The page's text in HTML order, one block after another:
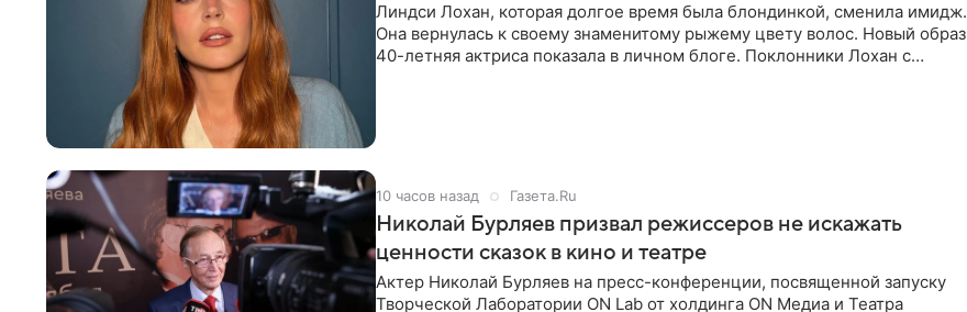
Линдси Лохан, которая долгое время была блондинкой, сменила имидж.
Она вернулась к своему знаменитому рыжему цвету волос. Новый образ
40-летняя актриса показала в личном блоге. Поклонники Лохан с
10 часов назад Газета.Ru
Николай Бурляев призвал режиссеров не искажать
ценности сказок в кино и театре
Актер Николай Бурляев на пресс-конференции, посвященной запуску
Творческой Лаборатории ON Lab от холдинга ON Медиа и Театра